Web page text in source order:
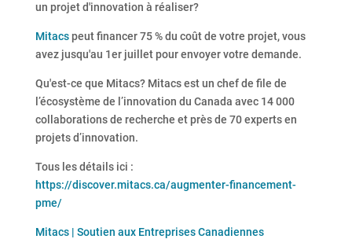
un projet d'innovation à réaliser?
Mitacspeut financer 75 % du coût de votre projet, vous
avez jusqu'au 1er juillet pour envoyer votre demande.
Qu'est-ce que Mitacs? Mitacs est un chef de file de
l’écosystème de l’innovation du Canada avec 14 000
collaborations de recherche et près de 70 experts en
projets d’innovation.
Tous les détails ici :
https://discover.mitacs.ca/augmenter-financement-
pme/
Mitacs | Soutien aux Entreprises Canadiennes